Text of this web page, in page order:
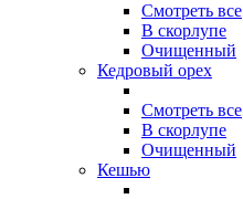
Смотреть все
В скорлупе
Очищенный
Кедровый орех
Смотреть все
В скорлупе
Очищенный
Кешью